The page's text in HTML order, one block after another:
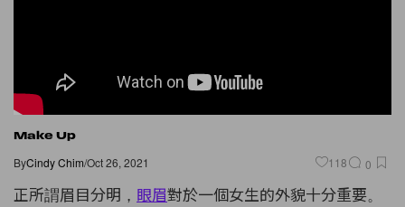
Make Up
ByCindy Chim/Oct 26, 2021 118 0
正所謂眉目分明， 眼眉對於一個女生的外貌十分重要。